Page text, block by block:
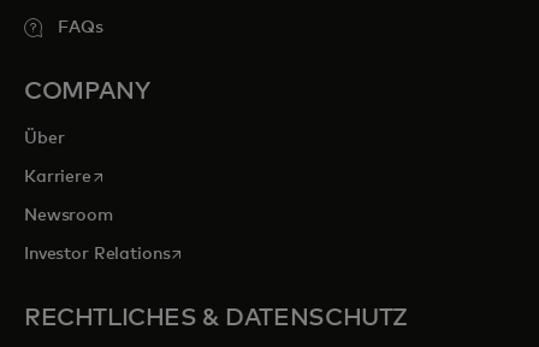
FAQs
COMPANY
Über
Karrierewird in einer neuen Registerkarte geöffnet
Newsroom
Investor Relationswird in einer neuen Registerkarte geöffnet
RECHTLICHES & DATENSCHUTZ